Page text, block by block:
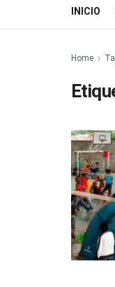
INICIO
Home